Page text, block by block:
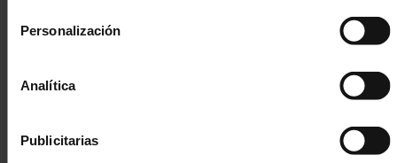
Personalización
Analítica
Publicitarias
manos, brazos y piernas. El daño provocado por la
que el riesgo de padecer este cáncer se incrementa con
Es un tumor con capacidad para dar metástasis sobre
todo a nivel ganglionar, pero esto es infrecuente y solo